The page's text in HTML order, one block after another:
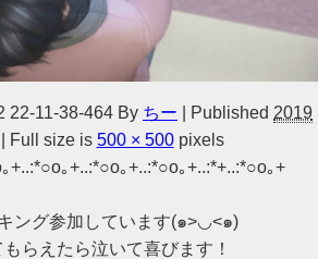
22-11-38-464 By ちー Published 2019
Full size is 500 × 500pixels
+..:*○o｡+..:*○o｡+..:*○o｡+..:*+..:*○o｡+
ング参加しています(๑>◡<๑)
らえたら泣いて喜びます！